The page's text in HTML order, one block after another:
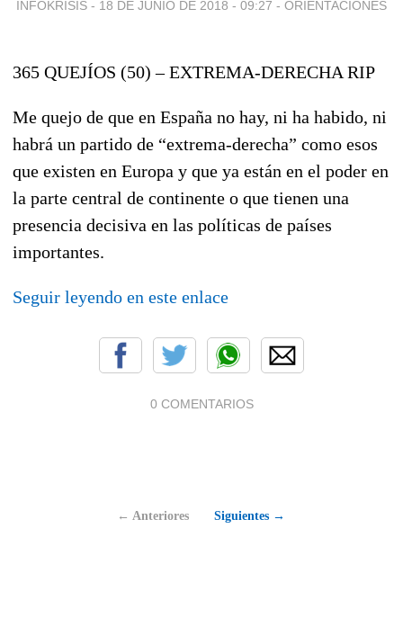
INFOKRISIS - 18 DE JUNIO DE 2018 - 09:27 - ORIENTACIONES
365 QUEJÍOS (50) – EXTREMA-DERECHA RIP
Me quejo de que en España no hay, ni ha habido, ni
habrá un partido de “extrema-derecha” como esos
que existen en Europa y que ya están en el poder en
la parte central de continente o que tienen una
presencia decisiva en las políticas de países
importantes.
Seguir leyendo en este enlace
0 COMENTARIOS
← Anteriores Siguientes →